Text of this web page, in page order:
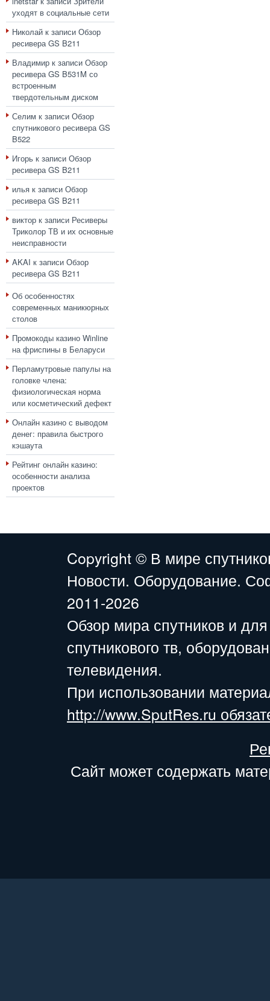
уходят в социальные сети
Николай к записи Обзор
ресивера GS B211
Владимир к записи Обзор
ресивера GS B531M со
встроенным
твердотельным диском
Селим к записи Обзор
спутникового ресивера GS
B522
Игорь к записи Обзор
ресивера GS B211
илья к записи Обзор
ресивера GS B211
виктор к записи Ресиверы
Триколор ТВ и их основные
неисправности
AKAI к записи Обзор
ресивера GS B211
Об особенностях
современных маникюрных
столов
Промокоды казино Winline
на фриспины в Беларуси
Перламутровые папулы на
головке члена:
физиологическая норма
или косметический дефект
Онлайн казино с выводом
денег: правила быстрого
кэшаута
Рейтинг онлайн казино:
особенности анализа
проектов
Copyright © В мире
Новости. Оборудование.
2011-2026
Обзор мира спутников и
спутникового тв,
телевидения.
При использовании
http://www.SputRes.ru
Сайт может содержать